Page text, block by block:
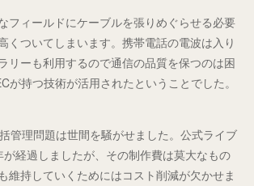
フィールドにケーブルを張りめぐらせる必要
くついてしまいます。携帯電話の電波は入り
リーも利用するので通信の品質を保つのは困
が持つ技術が活用されたということでした。
管理問題は世間を騒がせました。公式ライブ
経過しましたが、その制作費は莫大なもの
維持していくためにはコスト削減が欠かせま